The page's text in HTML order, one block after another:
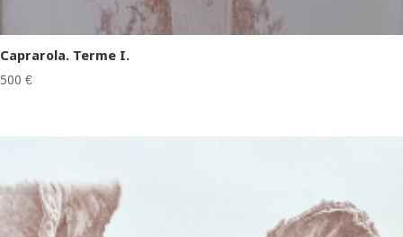
Caprarola. Terme I.
500 €